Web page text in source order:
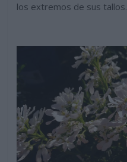
los extremos de sus tallos.